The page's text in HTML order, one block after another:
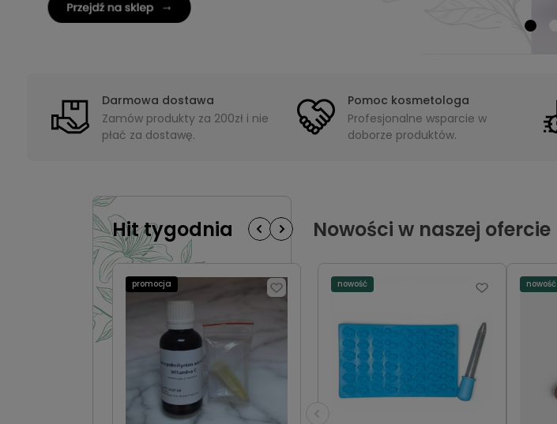
Darmowa dostawa
Zamów produkty za 200zł i nie
płać za dostawę.
Pomoc kosmetologa
Profesjonalne wsparcie w
doborze produktów.
Hit tygodnia
promocja
Nowości w naszej ofercie
nowość nowość